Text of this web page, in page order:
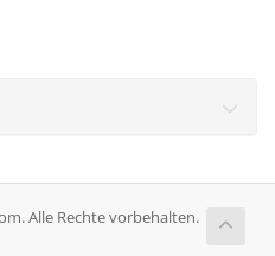
Alle Rechte vorbehalten.